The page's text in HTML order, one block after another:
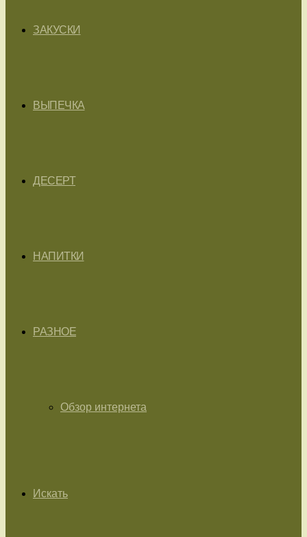
ЗАКУСКИ
ВЫПЕЧКА
ДЕСЕРТ
НАПИТКИ
РАЗНОЕ
Обзор интернета
Искать